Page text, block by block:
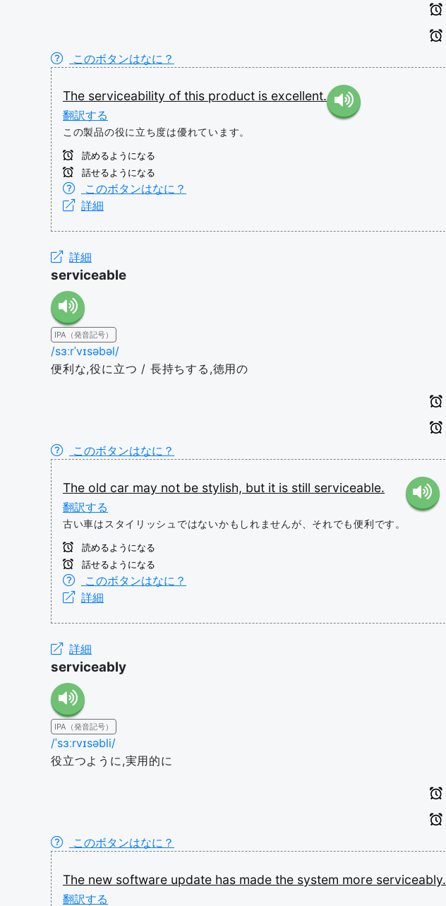
このボタンはなに？
The serviceability of this product is excellent.
翻訳する
この製品の役に立ち度は優れています。
読めるようになる
話せるようになる
このボタンはなに？
詳細
詳細
serviceable
IPA（発音記号）
/sɜːrˈvɪsəbəl/
便利な,役に立つ / 長持ちする,徳用の
このボタンはなに？
The old car may not be stylish, but it is still serviceable.
翻訳する
古い車はスタイリッシュではないかもしれませんが、それでも便利です。
読めるようになる
話せるようになる
このボタンはなに？
詳細
詳細
serviceably
IPA（発音記号）
/ˈsɜːrvɪsəbli/
役立つように,実用的に
このボタンはなに？
The new software update has made the system more serviceably.
翻訳する